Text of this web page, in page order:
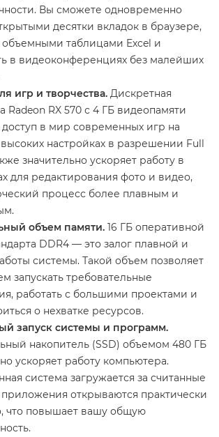
Вы сможете одновременно
десятки вкладок в браузере,
объемными таблицами Excel и
в видеоконференциях без малейших
игр и творчества. Дискретная
Radeon RX 570 с 4 ГБ видеопамяти
доступ в мир современных игр на
настройках в разрешении Full
значительно ускоряет работу в
для редактирования фото и видео,
процесс более плавным и
объем памяти. 16 ГБ оперативной
DDR4 — это залог плавной и
системы. Такой объем позволяет
запускать требовательные
работать с большими проектами и
о нехватке ресурсов.
запуск системы и программ.
накопитель (SSD) объемом 480 ГБ
ускоряет работу компьютера.
система загружается за считанные
приложения открываются практически
что повышает вашу общую